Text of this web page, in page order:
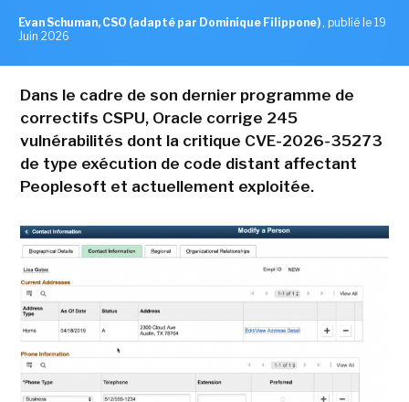
Evan Schuman, CSO (adapté par Dominique Filippone) , publié le 19
Juin 2026
Dans le cadre de son dernier programme de
correctifs CSPU, Oracle corrige 245
vulnérabilités dont la critique CVE-2026-35273
de type exécution de code distant affectant
Peoplesoft et actuellement exploitée.